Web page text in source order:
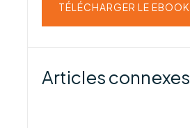
TÉLÉCHARGER LE EBOOK
Articles connexes